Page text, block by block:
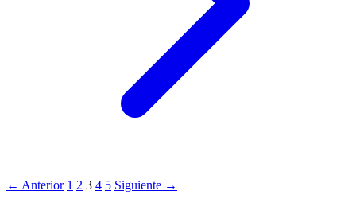
← Anterior 1 2 3 4 5 Siguiente →